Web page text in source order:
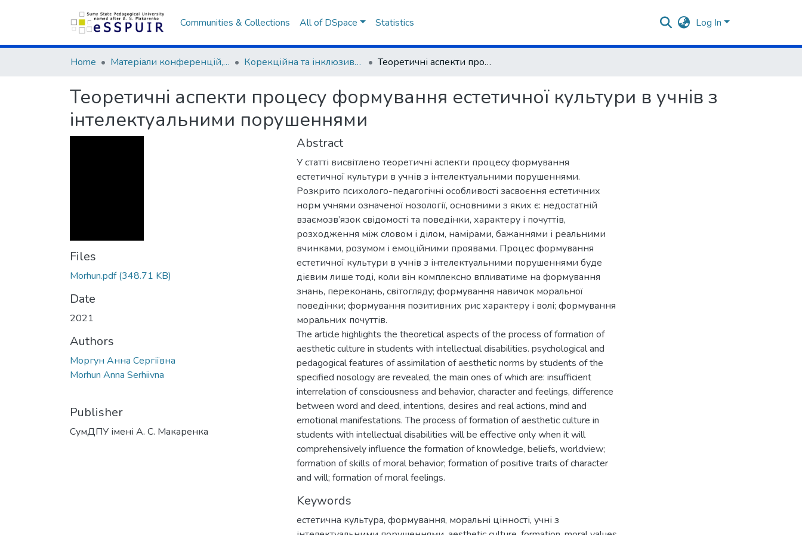
Communities & Collections All of DSpace Statistics Log In
Home Матеріали конференцій, семінарів, читань Корекційна та інклюзивна освіта очима молодих учених Теоретичні аспекти процесу формування естетичної культури в учнів з інтелектуальними порушеннями
Теоретичні аспекти процесу формування естетичної культури в учнів з
інтелектуальними порушеннями
Files
Morhun.pdf(348.71 KB)
Date
2021
Authors
Моргун Анна Сергіївна
Morhun Anna Serhiivna
Publisher
СумДПУ імені А. С. Макаренка
Abstract
У статті висвітлено теоретичні аспекти процесу формування
естетичної культури в учнів з інтелектуальними порушеннями.
Розкрито психолого-педагогічні особливості засвоєння естетичних
норм учнями означеної нозології, основними з яких є: недостатній
взаємозв’язок свідомості та поведінки, характеру і почуттів,
розходження між словом і ділом, намірами, бажаннями і реальними
вчинками, розумом і емоційними проявами. Процес формування
естетичної культури в учнів з інтелектуальними порушеннями буде
дієвим лише тоді, коли він комплексно впливатиме на формування
знань, переконань, світогляду; формування навичок моральної
поведінки; формування позитивних рис характеру і волі; формування
моральних почуттів.
The article highlights the theoretical aspects of the process of formation of
aesthetic culture in students with intellectual disabilities. psychological and
pedagogical features of assimilation of aesthetic norms by students of the
specified nosology are revealed, the main ones of which are: insufficient
interrelation of consciousness and behavior, character and feelings, difference
between word and deed, intentions, desires and real actions, mind and
emotional manifestations. The process of formation of aesthetic culture in
students with intellectual disabilities will be effective only when it will
comprehensively influence the formation of knowledge, beliefs, worldview;
formation of skills of moral behavior; formation of positive traits of character
and will; formation of moral feelings.
Keywords
естетична культура, формування, моральні цінності, учні з